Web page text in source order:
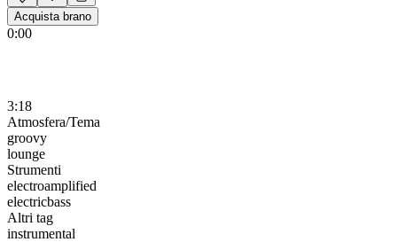
Acquista brano
0:00
3:18
Atmosfera/Tema
groovy
lounge
Strumenti
electroamplified
electricbass
Altri tag
instrumental